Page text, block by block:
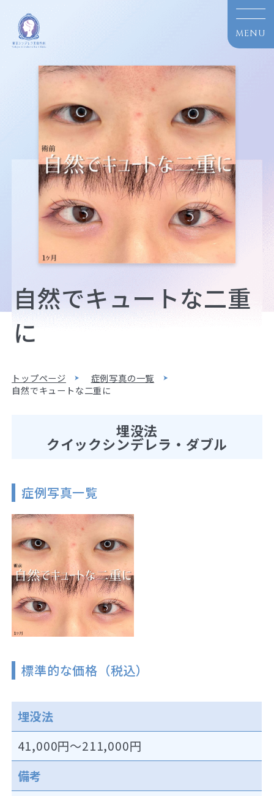
自然でキュートな二重
に
トップページ
症例写真の一覧
自然でキュートな二重に
埋没法
クイックシンデレラ・ダブル
症例写真一覧
標準的な価格（税込）
埋没法
41,000円～211,000円
備考